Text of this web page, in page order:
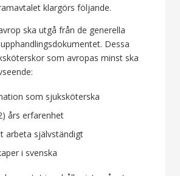
klargörs följande.
ska utgå från de generella
Dessa
som avropas minst ska
som sjuksköterska
års erfarenhet
arbeta självständigt
i svenska